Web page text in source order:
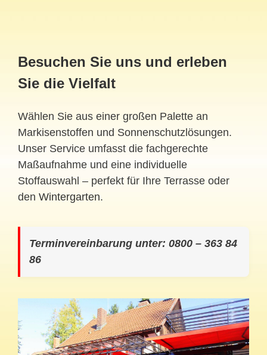
Besuchen Sie uns und erleben
Sie die Vielfalt
Wählen Sie aus einer großen Palette an
Markisenstoffen und Sonnenschutzlösungen.
Unser Service umfasst die fachgerechte
Maßaufnahme und eine individuelle
Stoffauswahl – perfekt für Ihre Terrasse oder
den Wintergarten.
Terminvereinbarung unter: 0800 – 363 84
86